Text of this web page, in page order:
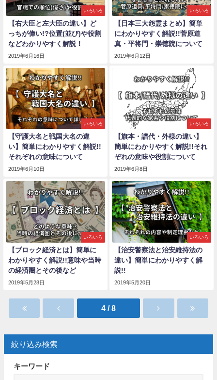
いろいろ
【右大臣と左大臣の違い】ど
っちが偉い!?位置(並び)や役割
などわかりやすく解説！
2019年6月16日
いろいろ
【日本三大怨霊まとめ】簡単
にわかりやすく解説!!菅原道
真・平将門・崇徳院について
2019年6月12日
いろいろ
【守護大名と戦国大名の違
い】簡単にわかりやすく解説!!
それぞれの意味について
2019年6月10日
いろいろ
【旗本・譜代・外様の違い】
簡単にわかりやすく解説!!それ
ぞれの意味や役割について
2019年6月8日
いろいろ
【ブロック経済とは】簡単に
わかりやすく解説!!意味や当時
の経済圏とその後など
2019年5月28日
いろいろ
【治安警察法と治安維持法の
違い】簡単にわかりやすく解
説!!
2019年5月20日
4 / 8
絞り込み検索
キーワード